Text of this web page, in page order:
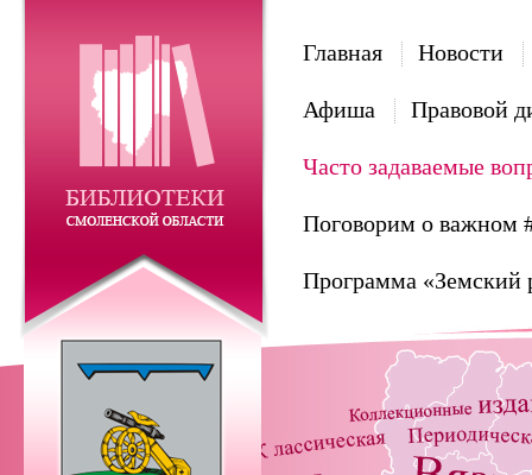
Главная Новости
Афиша Правовой
Часто задаваемые
Поговорим о важном
Программа «Земский